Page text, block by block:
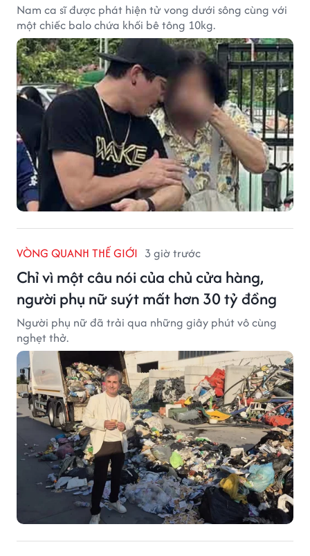
Nam ca sĩ được phát hiện tử vong dưới sông cùng với
một chiếc balo chứa khối bê tông 10kg.
VÒNG QUANH THẾ GIỚI 3 giờ trước
Chỉ vì một câu nói của chủ cửa hàng,
người phụ nữ suýt mất hơn 30 tỷ đồng
Người phụ nữ đã trải qua những giây phút vô cùng
nghẹt thở.